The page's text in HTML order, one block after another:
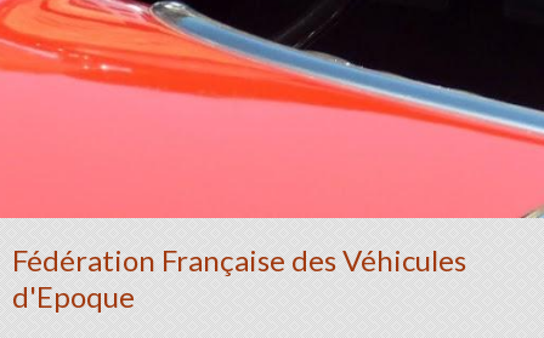
Fédération Française des Véhicules
d'Epoque